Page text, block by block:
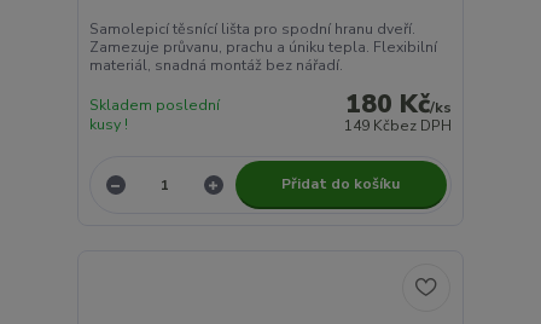
Samolepicí těsnící lišta pro spodní hranu dveří.
Zamezuje průvanu, prachu a úniku tepla. Flexibilní
materiál, snadná montáž bez nářadí.
180 Kč/ks
149 Kčbez DPH
Skladem poslední
kusy !
Přidat do košíku